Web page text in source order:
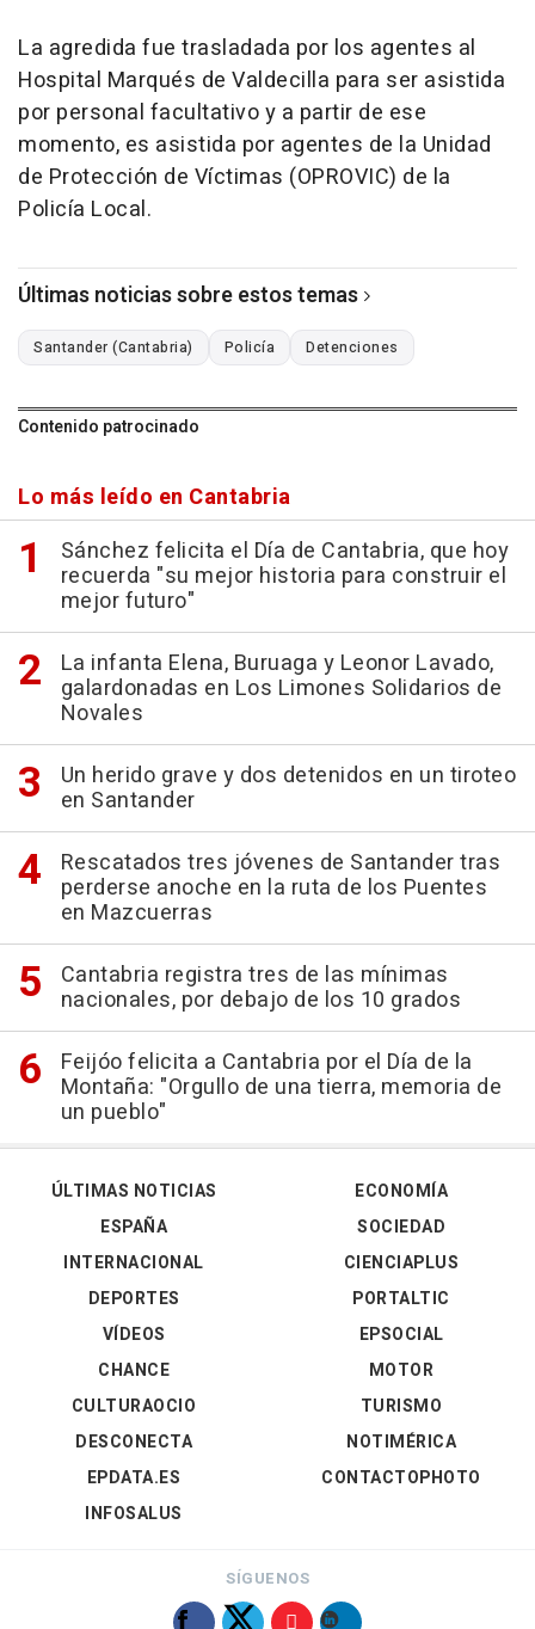
La agredida fue trasladada por los agentes al
Hospital Marqués de Valdecilla para ser asistida
por personal facultativo y a partir de ese
momento, es asistida por agentes de la Unidad
de Protección de Víctimas (OPROVIC) de la
Policía Local.
Últimas noticias sobre estos temas
Santander (Cantabria) Policía Detenciones
Contenido patrocinado
Lo más leído en Cantabria
Sánchez felicita el Día de Cantabria, que hoy
recuerda "su mejor historia para construir el
mejor futuro"
La infanta Elena, Buruaga y Leonor Lavado,
galardonadas en Los Limones Solidarios de
Novales
Un herido grave y dos detenidos en un tiroteo
en Santander
Rescatados tres jóvenes de Santander tras
perderse anoche en la ruta de los Puentes
en Mazcuerras
Cantabria registra tres de las mínimas
nacionales, por debajo de los 10 grados
Feijóo felicita a Cantabria por el Día de la
Montaña: "Orgullo de una tierra, memoria de
un pueblo"
ÚLTIMAS NOTICIAS
ESPAÑA
INTERNACIONAL
DEPORTES
VÍDEOS
ECONOMÍA
SOCIEDAD
CIENCIAPLUS
PORTALTIC
EPSOCIAL
CHANCE
CULTURAOCIO
DESCONECTA
EPDATA.ES
INFOSALUS
MOTOR
TURISMO
NOTIMÉRICA
CONTACTOPHOTO
SÍGUENOS